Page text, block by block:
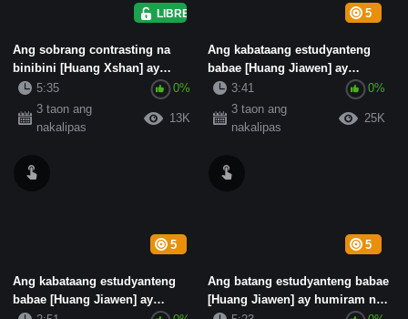
LIBRE
Ang sobrang contrasting na
binibini [Huang Xshan] ay
nanghiram ng loan shark at hi...
5:35
0%
3 taon ang
nakalipas
13K
5
Ang kabataang estudyanteng
babae [Huang Jiawen] ay
nanghiram ng loan shark at
hind...
3:41
0%
3 taon ang
nakalipas
25K
5
Ang kabataang estudyanteng
babae [Huang Jiawen] ay
5
Ang batang estudyanteng babae
[Huang Jiawen] ay humiram ng